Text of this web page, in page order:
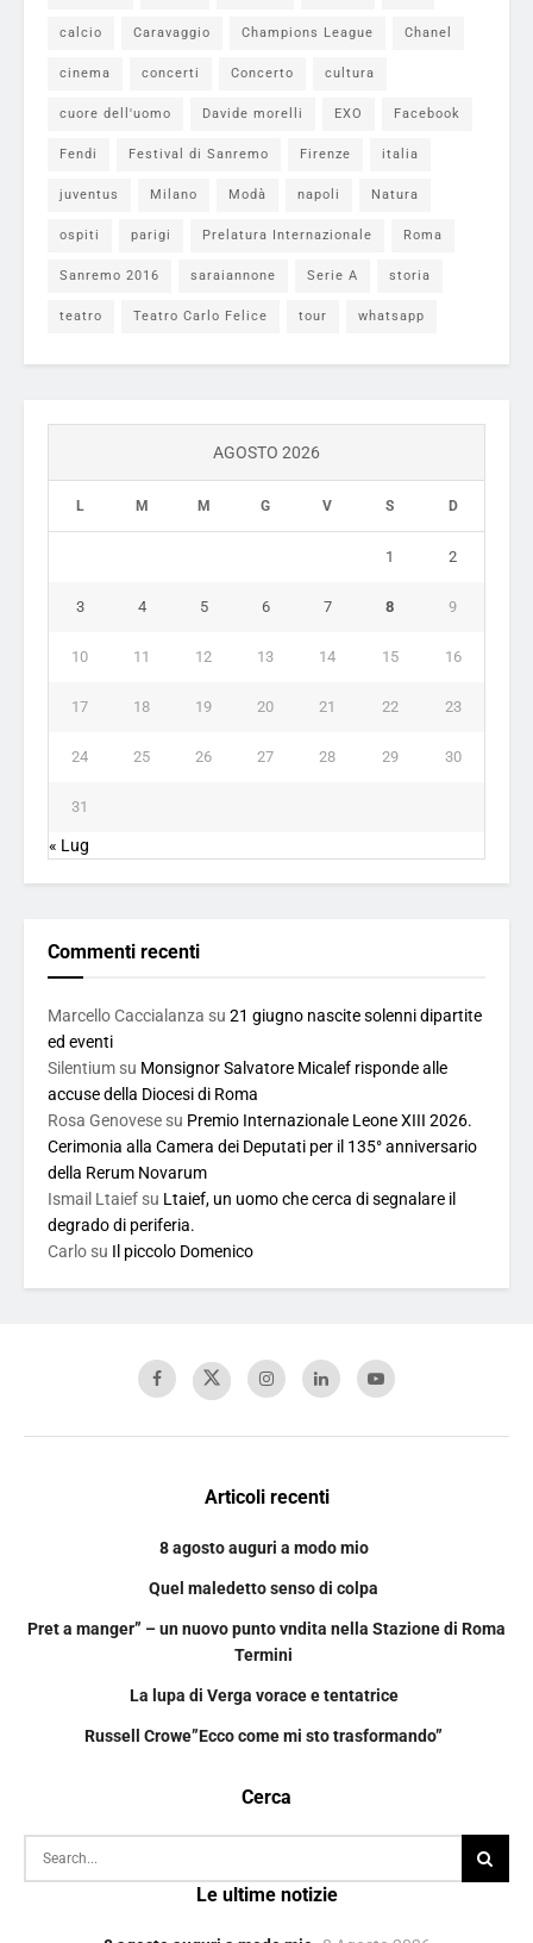
calcio Caravaggio Champions League Chanel
cinema concerti Concerto cultura
cuore dell'uomo Davide morelli EXO Facebook
Fendi Festival di Sanremo Firenze italia
juventus Milano Modà napoli Natura
ospiti parigi Prelatura Internazionale Roma
Sanremo 2016 saraiannone Serie A storia
teatro Teatro Carlo Felice tour whatsapp
AGOSTO 2026
L M M G V S D
1 2
3 4 5 6 7 8 9
10 11 12 13 14 15 16
17 18 19 20 21 22 23
24 25 26 27 28 29 30
31
« Lug
Commenti recenti
Marcello Caccialanza su 21 giugno nascite solenni dipartite
ed eventi
Silentium su Monsignor Salvatore Micalef risponde alle
accuse della Diocesi di Roma
Rosa Genovese su Premio Internazionale Leone XIII 2026.
Cerimonia alla Camera dei Deputati per il 135° anniversario
della Rerum Novarum
Ismail Ltaief su Ltaief, un uomo che cerca di segnalare il
degrado di periferia.
Carlo su Il piccolo Domenico
Articoli recenti
8 agosto auguri a modo mio
Quel maledetto senso di colpa
Pret a manger” – un nuovo punto vndita nella Stazione di Roma
Termini
La lupa di Verga vorace e tentatrice
Russell Crowe”Ecco come mi sto trasformando”
Cerca
Le ultime notizie